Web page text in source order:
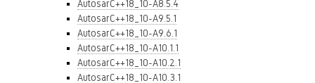
AutosarC++18_10-A8.5.4
AutosarC++18_10-A9.5.1
AutosarC++18_10-A9.6.1
AutosarC++18_10-A10.1.1
AutosarC++18_10-A10.2.1
AutosarC++18_10-A10.3.1